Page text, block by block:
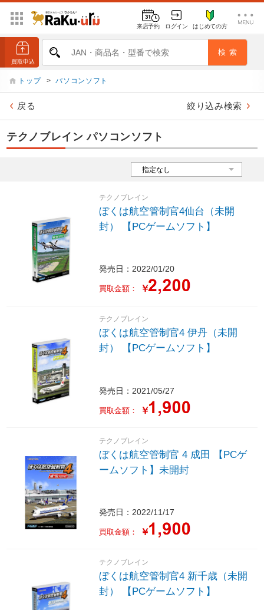
来店予約 ログイン はじめての方
トップ > パソコンソフト
戻る 絞り込み検索
テクノブレイン パソコンソフト
テクノブレイン
ぼくは航空管制官4仙台（未開
封） 【PCゲームソフト】
発売日：2022/01/20
買取金額： ￥
テクノブレイン
ぼくは航空管制官4 伊丹（未開
封） 【PCゲームソフト】
発売日：2021/05/27
買取金額： ￥
テクノブレイン
ぼくは航空管制官 4 成田 【PCゲ
ームソフト】未開封
発売日：2022/11/17
買取金額： ￥
テクノブレイン
ぼくは航空管制官4 新千歳（未開
封） 【PCゲームソフト】